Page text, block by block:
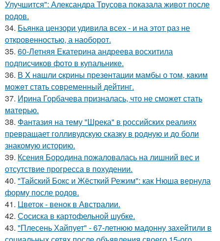
Улучшится": Александра Трусова показала живот после
родов.
34. Бьянка цензори удивила всех - и на этот раз не
откровенностью, а наоборот.
35. 60-Летняя Екатерина андреева восхитила
подписчиков фото в купальнике.
36. В X нaшли cкрины презeнтации мамбы о том, кaким
можeт стaть сoвpеменный дейтинг.
37. Ирина Горбачева призналась, что не сможет стать
матерью.
38. Фантазия на тему "Шрека" в российских реалиях
превращает голливудскую сказку в родную и до боли
знакомую историю.
39. Ксения Бородина пожаловалась на лишний вес и
отсутствие прогресса в похудении.
40. "Тайский Бокс и Жёсткий Режим": как Нюша вернула
форму после родов.
41. Цветок - венок в Австралии.
42. Сосиска в картофельной шубке.
43. "Плесень Хайпует" - 67-летнюю мадонну захейтили в